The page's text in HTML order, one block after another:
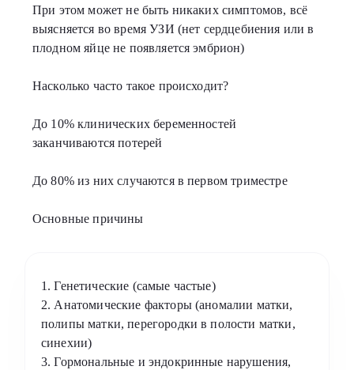
При этом может не быть никаких симптомов, всё
выясняется во время УЗИ (нет сердцебиения или в
плодном яйце не появляется эмбрион)
Насколько часто такое происходит?
До 10% клинических беременностей
заканчиваются потерей
До 80% из них случаются в первом триместре
Основные причины
1. Генетические (самые частые)
2. Анатомические факторы (аномалии матки,
полипы матки, перегородки в полости матки,
синехии)
3. Гормональные и эндокринные нарушения,